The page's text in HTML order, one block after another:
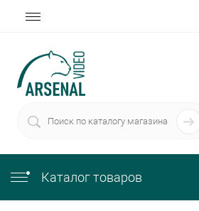
Каталог товаров